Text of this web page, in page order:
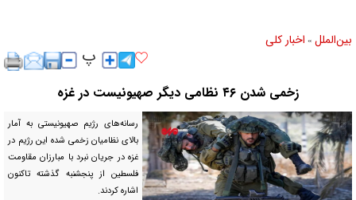
بين‌الملل » اخبار كلی
زخمی شدن ۴۶ نظامی دیگر صهیونیست در غزه
رسانه‌های رژیم صهیونیستی به آمار
بالای نظامیان زخمی شده این رژیم در
غزه در جریان نبرد با مبارزان مقاومت
فلسطین از پنجشنبه گذشته تاکنون
اشاره کردند.